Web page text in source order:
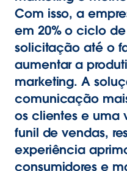
Com isso, a
em 20% o ciclo
solicitação até o
aumentar a
marketing. A
comunicação
os clientes e uma
funil de vendas,
experiência
consumidores e